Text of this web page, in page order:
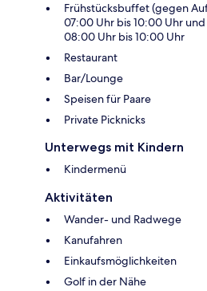
Frühstücksbuffet (gegen
07:00 Uhr bis 10:00 Uhr
08:00 Uhr bis 10:00 Uhr
Restaurant
Bar/Lounge
Speisen für Paare
Private Picknicks
Unterwegs mit Kindern
Kindermenü
Aktivitäten
Wander- und Radwege
Kanufahren
Einkaufsmöglichkeiten
Golf in der Nähe